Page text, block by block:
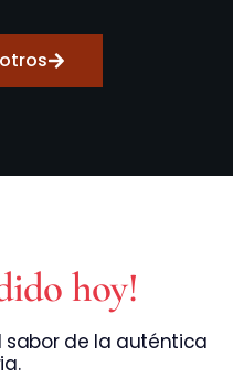
hoy!
de la auténtica